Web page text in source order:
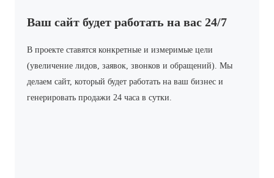
Ваш сайт будет работать на вас 24/7
В проекте ставятся конкретные и измеримые цели
(увеличение лидов, заявок, звонков и обращений). Мы
делаем сайт, который будет работать на ваш бизнес и
генерировать продажи 24 часа в сутки.